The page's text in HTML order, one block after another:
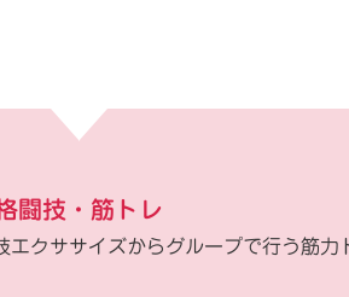
闘技・筋トレ
エクササイズからグループで行う筋力